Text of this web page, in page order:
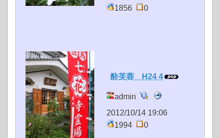
1856
0
酔芙蓉 H24 4
admin
2012/10/14 19:06
1994
0